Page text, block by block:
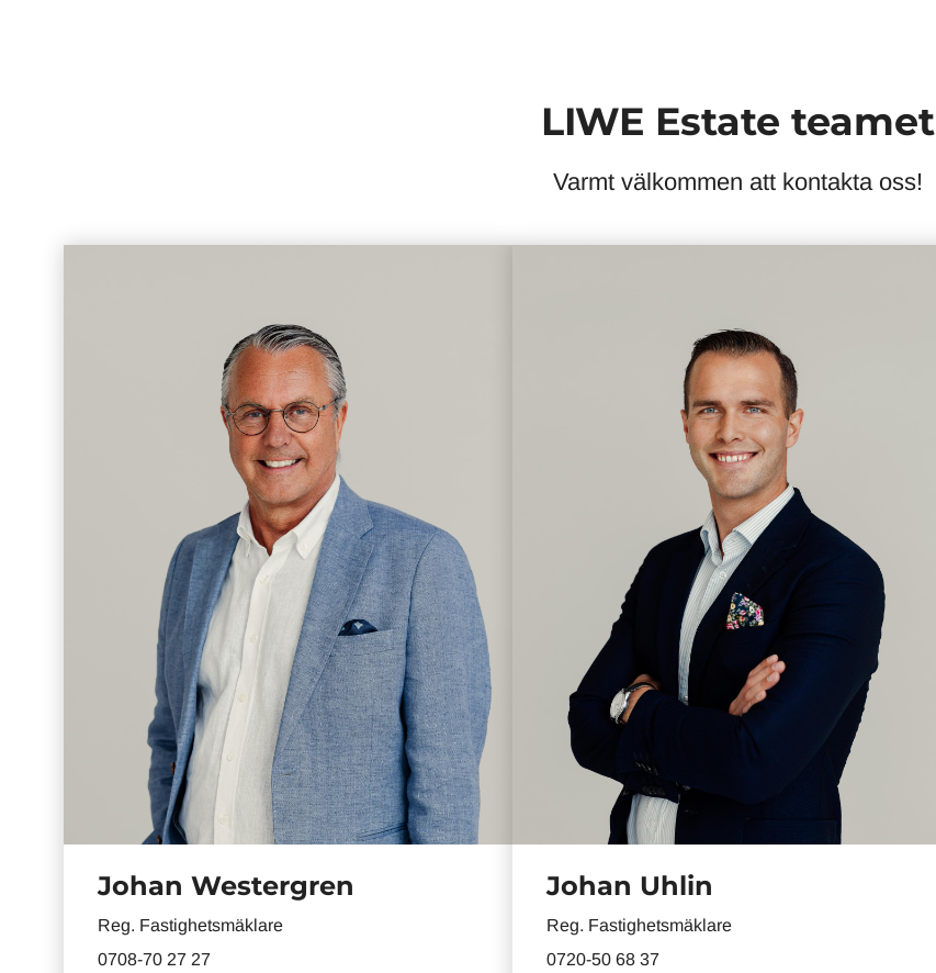
LIWE Estate teamet
Varmt välkommen att kontakta oss!
Johan Westergren
Reg. Fastighetsmäklare
0708-70 27 27
Johan Uhlin
Reg. Fastighetsmäklare
0720-50 68 37